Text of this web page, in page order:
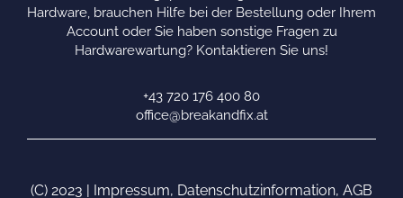
Hardware, brauchen Hilfe bei der Bestellung oder Ihrem
Account oder Sie haben sonstige Fragen zu
Hardwarewartung? Kontaktieren Sie uns!
+43 720 176 400 80
office@breakandfix.at
(C) 2023 | Impressum, Datenschutzinformation, AGB